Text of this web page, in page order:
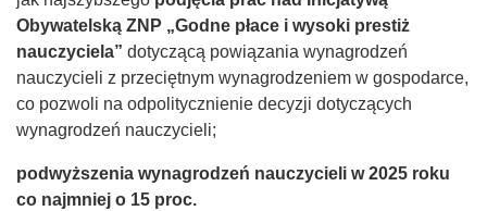
Obywatelską ZNP „Godne płace i wysoki prestiż
nauczyciela” dotyczącą powiązania wynagrodzeń
nauczycieli z przeciętnym wynagrodzeniem w gospodarce,
co pozwoli na odpolitycznienie decyzji dotyczących
wynagrodzeń nauczycieli;
podwyższenia wynagrodzeń nauczycieli w 2025 roku
co najmniej o 15 proc.